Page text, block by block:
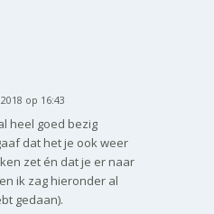
op 16:43
heel goed bezig
dat het je ook weer
zet én dat je er naar
ik zag hieronder al
gedaan).